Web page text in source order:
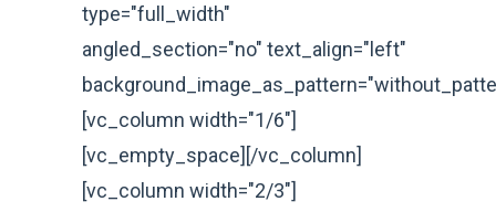
type="full_width"
angled_section="no" text_align="left"
[vc_column width="1/6"]
[vc_empty_space][/vc_column]
[vc_column width="2/3"]